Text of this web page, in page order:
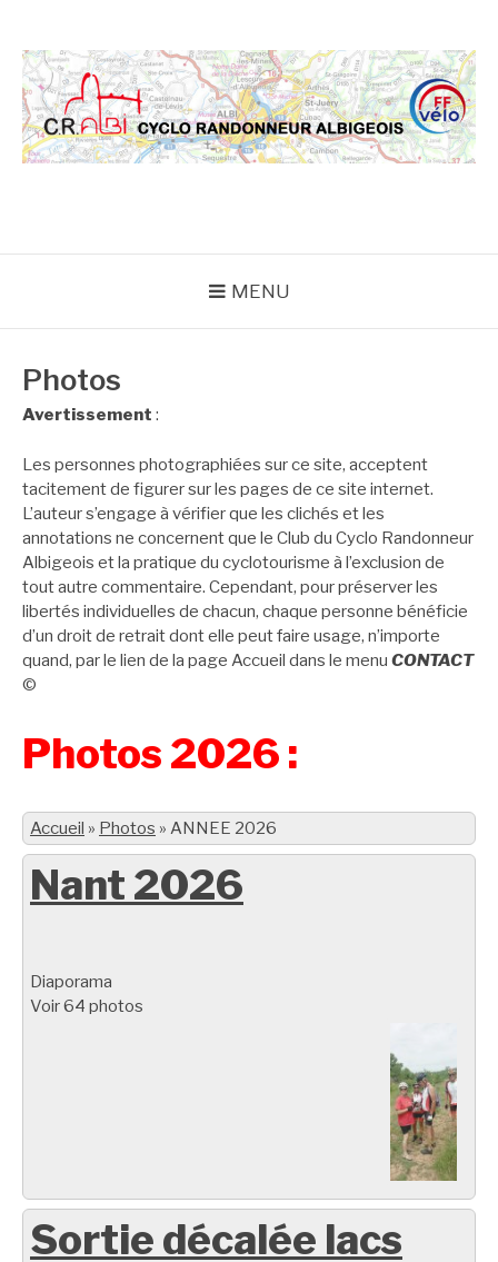
contenu
MENU
Photos
Avertissement :
Les personnes photographiées sur ce site, acceptent
tacitement de figurer sur les pages de ce site internet.
L’auteur s’engage à vérifier que les clichés et les
annotations ne concernent que le Club du Cyclo Randonneur
Albigeois et la pratique du cyclotourisme à l’exclusion de
tout autre commentaire. Cependant, pour préserver les
libertés individuelles de chacun, chaque personne bénéficie
d’un droit de retrait dont elle peut faire usage, n’importe
quand, par le lien de la page Accueil dans le menu CONTACT
©
Photos 2026 :
Accueil » Photos » ANNEE 2026
Nant 2026
Diaporama
Voir 64 photos
Sortie décalée lacs